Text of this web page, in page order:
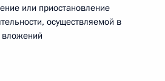
или приостановление
осуществляемой в